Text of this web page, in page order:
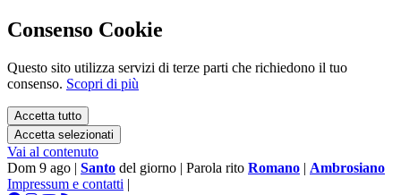
Consenso Cookie
Questo sito utilizza servizi di terze parti che richiedono il tuo
consenso. Scopri di più
Accetta tutto
Accetta selezionati
Vai al contenuto
Dom 9 ago | Santo del giorno | Parola rito Romano | Ambrosiano
Impressum e contatti |